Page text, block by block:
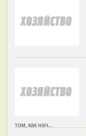
том, как нач...